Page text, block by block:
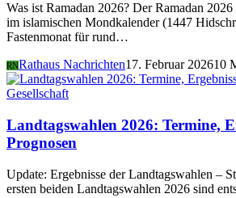
Was ist Ramadan 2026? Der Ramadan
im islamischen Mondkalender (1447
Fastenmonat für rund…
RNRathaus Nachrichten17. Februar 202610
Gesellschaft
Landtagswahlen 2026: Termine,
Prognosen
Update: Ergebnisse der Landtagswahlen –
ersten beiden Landtagswahlen 2026 sind